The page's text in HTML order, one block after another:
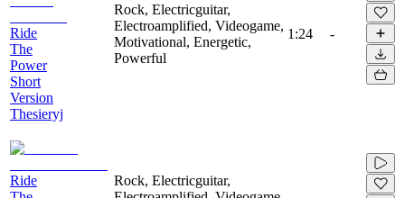
Ride
The
Power
Short
Version
Thesieryj
Rock, Electricguitar,
Electroamplified, Videogame,
Motivational, Energetic,
Powerful
1:24 -
Ride
Rock, Electricguitar,